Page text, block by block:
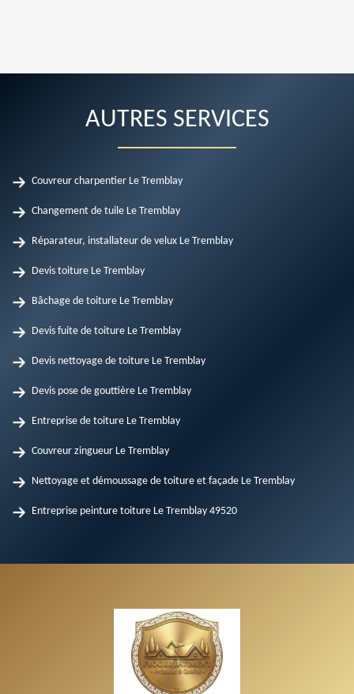
AUTRES SERVICES
Couvreur charpentier Le Tremblay
Changement de tuile Le Tremblay
Réparateur, installateur de velux Le Tremblay
Devis toiture Le Tremblay
Bâchage de toiture Le Tremblay
Devis fuite de toiture Le Tremblay
Devis nettoyage de toiture Le Tremblay
Devis pose de gouttière Le Tremblay
Entreprise de toiture Le Tremblay
Couvreur zingueur Le Tremblay
Nettoyage et démoussage de toiture et façade Le Tremblay
Entreprise peinture toiture Le Tremblay 49520